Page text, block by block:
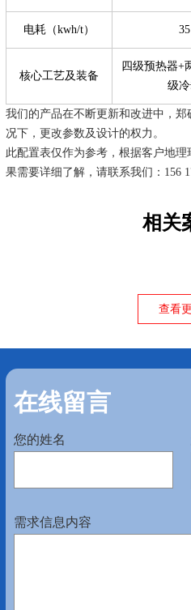
电耗（kwh/t） 35
核心工艺及装备
四级预热器+
级
我们的产品在不断更新和改进中，
况下，更改参数及设计的权力。
此配置表仅作为参考，根据客户地
果需要详细了解，请联系我们：156
相关
查看
在线留言
您的姓名
需求信息内容